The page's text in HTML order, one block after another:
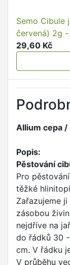
Semo Cibule
červená) 2g -
29,60 Kč
Allium cepa /
Popis:
Pěstování
Pro
těžké
Zařazujeme
zásobou
nejdříve na
do řádků 30
cm. V řádku
V průběhu